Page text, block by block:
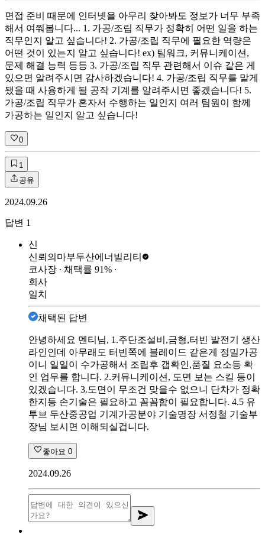
면접 준비 때문에 인터넷을 아무리 찾아봐도 정보가 너무 부족
해서 여쭤봅니다... 1. 가공/조립 직무가 정확히 어떤 일을 하는
직무인지 알고 싶습니다! 2. 가공/조립 직무에 필요한 역량은
어떤 것이 있는지 알고 싶습니다! ex) 팀워크, 커뮤니케이션,
문제 해결 능력 등등 3. 가공/조립 직무 관련해서 이슈 같은 게
있으면 알려주시면 감사하겠습니다! 4. 가공/조립 직무를 맡게
됐을 때 사용하게 될 공작 기계를 알려주시면 좋겠습니다! 5.
가공/조립 직무가 혼자서 수행하는 일인지 여러 팀원이 함께
가공하는 일인지 알고 싶습니다!
0
1
공유
2024.09.26
답변 1
신
신뢰의마부두산에너빌리티
코사장 ∙ 채택률 91% ∙
회사
일치
채택된 답변
안녕하세요 멘티님, 1.주단조설비,금형,터빈 발전기 생산
라인인데 아무래도 터빈쪽에 블레이드 같은게 정밀가공
이니 일일이 수가공해서 조립후 갭확인,품질 요소등 확
인 업무를 합니다. 2.커뮤니케이션, 도면 보는 스킬 등이
있겠습니다. 3.도면이 무조건 맞을수 없으니 단차가 정확
한지등 손기술은 필요하고 꼼꼼함이 필요합니다. 4.5 유
투브 두산중공업 기계가공분야 기술명장 서정철 기술부
장님 보시면 이해되실겁니다.
좋아요 0
2024.09.26